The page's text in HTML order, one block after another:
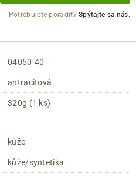
Potrebujete poradiť?Spýtajte sa nás.
04050-40
antracitová
320g (1 ks)
kůže
kůže/syntetika